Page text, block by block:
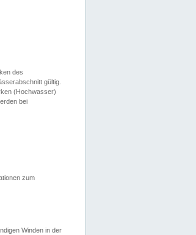
des
gültig.
(Hochwasser)
bei
zum
Winden in der